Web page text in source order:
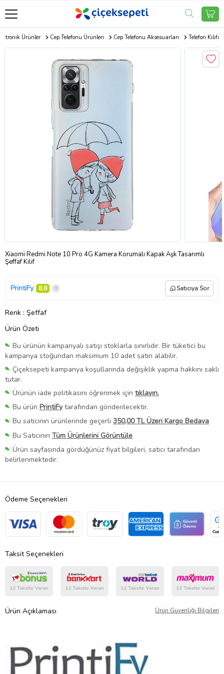
Ürünler Cep Telefonu Ürünleri Cep Telefonu Aksesuarları Telefon Kılıfı
Xiaomi Redmi Note 10 Pro 4G Kamera Korumalı Kapak Aşk Tasarımlı
Şeffaf Kılıf
PrintiFy 8,8 Satıcıya Sor
Renk : Şeffaf
Ürün Özeti
Bu ürünün kampanyalı satışı stoklarla sınırlıdır. Bir tüketici bu
kampanya stoğundan maksimum 10 adet satın alabilir.
Çiçeksepeti kampanya koşullarında değişiklik yapma hakkını saklı
tutar.
Ürünün iade politikasını öğrenmek için tıklayın.
Bu ürün PrintiFytarafından gönderilecektir.
Bu satıcının ürünlerinde geçerli 350,00 TL Üzeri Kargo Bedava
Bu Satıcının Tüm Ürünlerini Görüntüle
Ürün sayfasında gördüğünüz fiyat bilgileri, satıcı tarafından
belirlenmektedir.
Ödeme Seçenekleri
Taksit Seçenekleri
Ürün Açıklaması Ürün Güvenliği Bilgileri